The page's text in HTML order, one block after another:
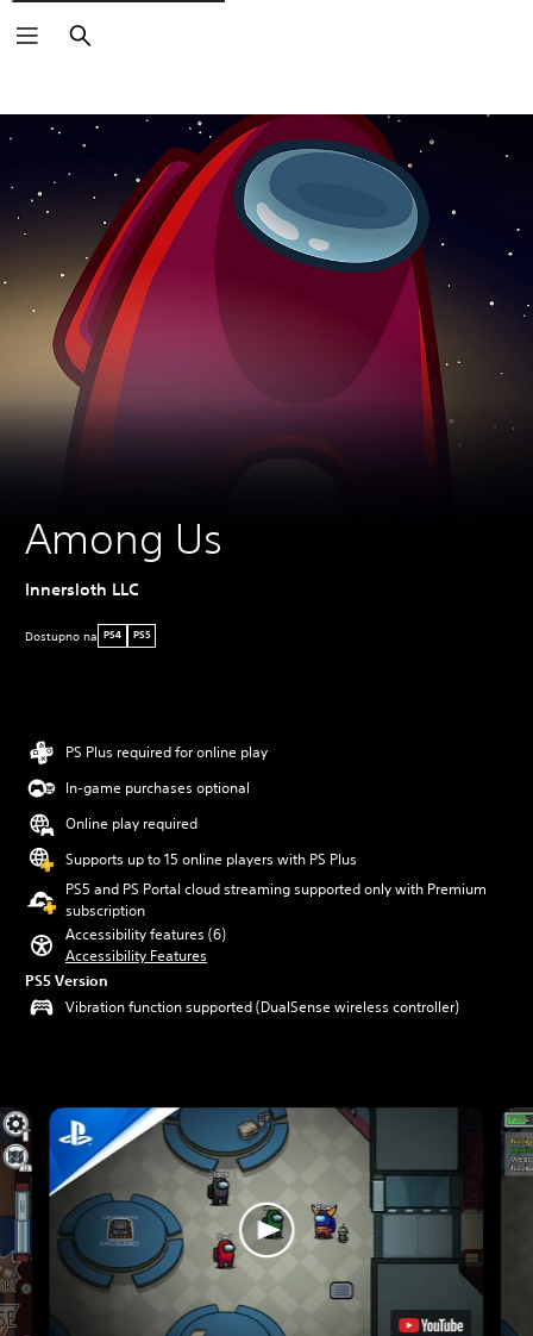
Pretraga
Among Us
Innersloth LLC
Dostupno na PS4 PS5
PS Plus required for online play
In-game purchases optional
Online play required
Supports up to 15 online players with PS Plus
PS5 and PS Portal cloud streaming supported only with Premium
subscription
Accessibility features (6)
Accessibility Features
PS5 Version
Vibration function supported (DualSense wireless controller)